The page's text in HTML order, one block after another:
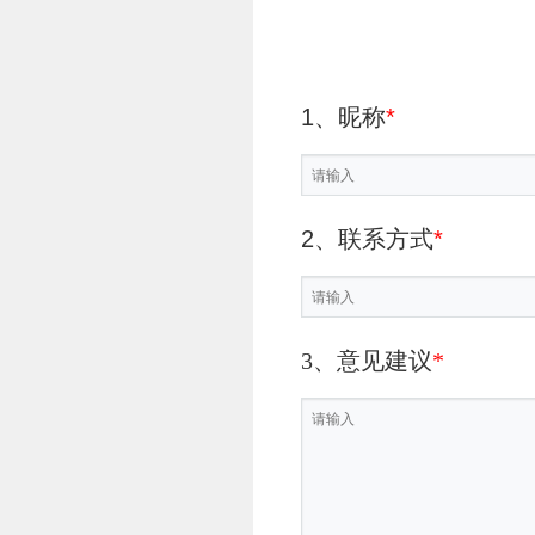
1、昵称*
2、联系方式*
3、意见建议*